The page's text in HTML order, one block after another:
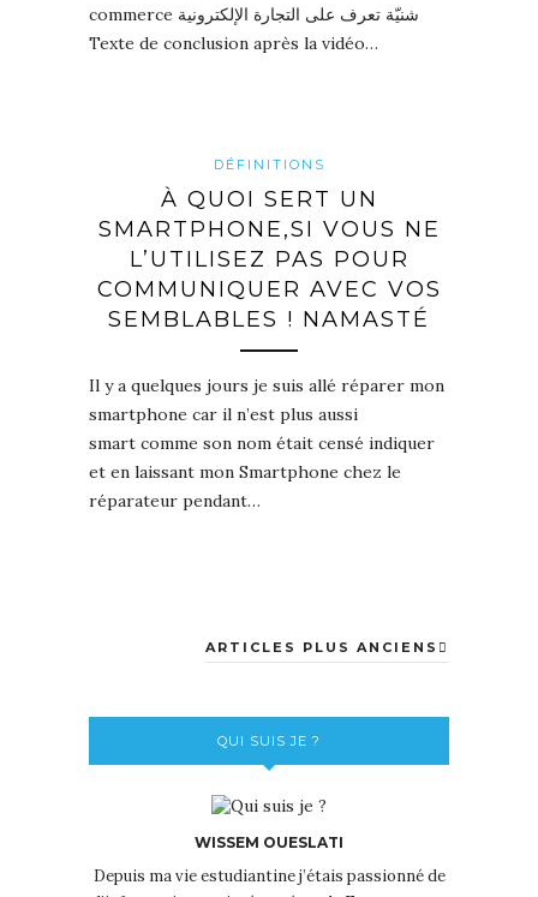
commerce شنيّة تعرف على التجارة الإلكترونية
Texte de conclusion après la vidéo…
DÉFINITIONS
À QUOI SERT UN
SMARTPHONE,SI VOUS NE
L’UTILISEZ PAS POUR
COMMUNIQUER AVEC VOS
SEMBLABLES ! NAMASTÉ
Il y a quelques jours je suis allé réparer mon
smartphone car il n’est plus aussi
smart comme son nom était censé indiquer
et en laissant mon Smartphone chez le
réparateur pendant…
ARTICLES PLUS ANCIENS
QUI SUIS JE ?
WISSEM OUESLATI
Depuis ma vie estudiantine j’étais passionné de